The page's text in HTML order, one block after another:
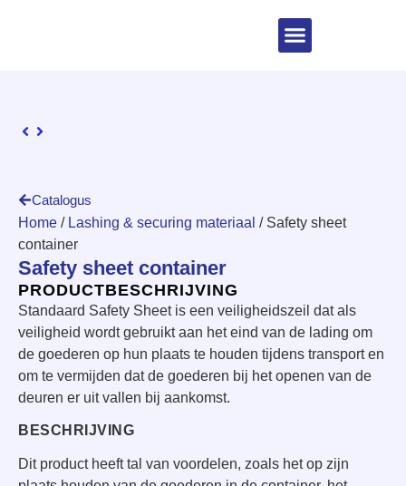
Catalogus
Home / Lashing & securing materiaal / Safety sheet
container
Safety sheet container
PRODUCTBESCHRIJVING
Standaard Safety Sheet is een veiligheidszeil dat als
veiligheid wordt gebruikt aan het eind van de lading om
de goederen op hun plaats te houden tijdens transport en
om te vermijden dat de goederen bij het openen van de
deuren er uit vallen bij aankomst.
BESCHRIJVING
Dit product heeft tal van voordelen, zoals het op zijn